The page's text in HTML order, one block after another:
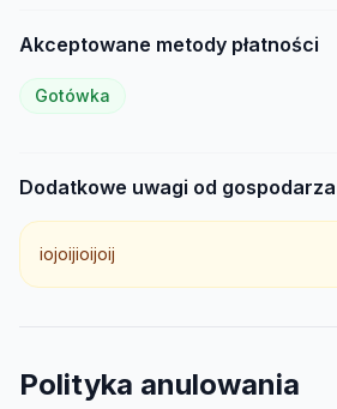
Akceptowane metody płatności
Gotówka
Dodatkowe uwagi od gospodarza
iojoijioijoij
Polityka anulowania